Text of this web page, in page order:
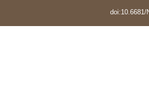
doi:10.6681/